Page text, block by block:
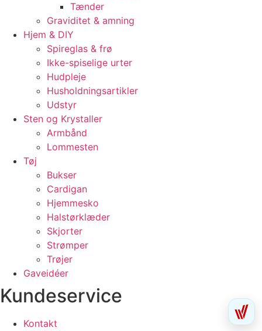
Tænder
Graviditet & amning
Hjem & DIY
Spireglas & frø
Ikke-spiselige urter
Hudpleje
Husholdningsartikler
Udstyr
Sten og Krystaller
Armbånd
Lommesten
Tøj
Bukser
Cardigan
Hjemmesko
Halstørklæder
Skjorter
Strømper
Trøjer
Gaveidéer
Kundeservice
Kontakt